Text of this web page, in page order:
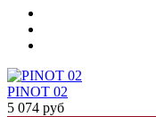
PINOT 02
5 074 руб